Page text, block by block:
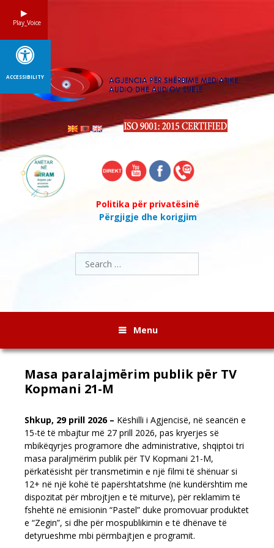
Politika për privatësinë
Përgjigje dhe korigjim
Search
for:
Menu
Masa paralajmërim publik për TV
Kopmani 21-M
Shkup, 29 prill 2026 – Këshilli i Agjencisë, në seancën e
15-të të mbajtur më 27 prill 2026, pas kryerjes së
mbikëqyrjes programore dhe administrative, shqiptoi tri
masa paraljmërim publik për TV Kopmani 21-M,
përkatësisht për transmetimin e një filmi të shënuar si
12+ në një kohë të papërshtatshme (në kundërshtim me
dispozitat për mbrojtjen e të miturve), për reklamim të
fshehtë në emisionin “Pastel” duke promovuar produktet
e “Zegin”, si dhe për mospublikimin e të dhënave të
detyrueshme mbi përmbajtjen e programit.
Play_Voice
ACCESSIBILITY